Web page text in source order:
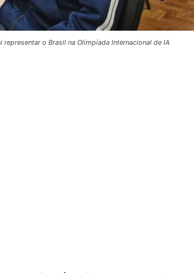
representar o Brasil na Olimpíada Internacional de IA